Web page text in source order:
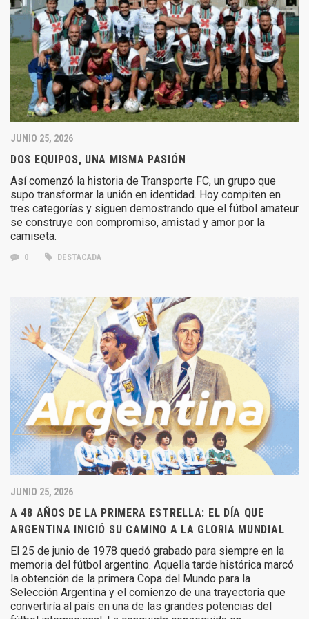
JUNIO 25, 2026
DOS EQUIPOS, UNA MISMA PASIÓN
Así comenzó la historia de Transporte FC, un grupo que
supo transformar la unión en identidad. Hoy compiten en
tres categorías y siguen demostrando que el fútbol amateur
se construye con compromiso, amistad y amor por la
camiseta.
0 DESTACADA
JUNIO 25, 2026
A 48 AÑOS DE LA PRIMERA ESTRELLA: EL DÍA QUE
ARGENTINA INICIÓ SU CAMINO A LA GLORIA MUNDIAL
El 25 de junio de 1978 quedó grabado para siempre en la
memoria del fútbol argentino. Aquella tarde histórica marcó
la obtención de la primera Copa del Mundo para la
Selección Argentina y el comienzo de una trayectoria que
convertiría al país en una de las grandes potencias del